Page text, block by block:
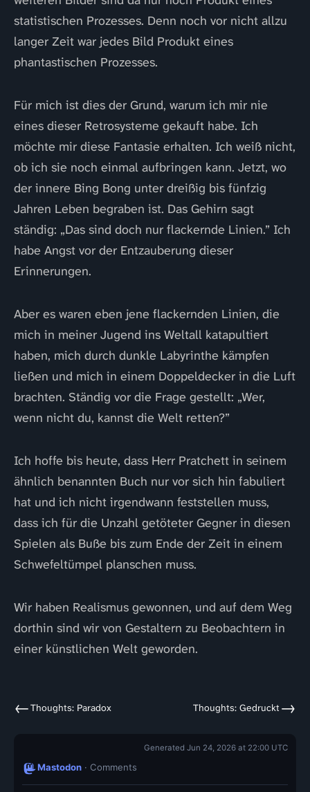
statistischen Prozesses. Denn noch vor nicht allzu
langer Zeit war jedes Bild Produkt eines
phantastischen Prozesses.
Für mich ist dies der Grund, warum ich mir nie
eines dieser Retrosysteme gekauft habe. Ich
möchte mir diese Fantasie erhalten. Ich weiß nicht,
ob ich sie noch einmal aufbringen kann. Jetzt, wo
der innere Bing Bong unter dreißig bis fünfzig
Jahren Leben begraben ist. Das Gehirn sagt
ständig: „Das sind doch nur flackernde Linien.” Ich
habe Angst vor der Entzauberung dieser
Erinnerungen.
Aber es waren eben jene flackernden Linien, die
mich in meiner Jugend ins Weltall katapultiert
haben, mich durch dunkle Labyrinthe kämpfen
ließen und mich in einem Doppeldecker in die Luft
brachten. Ständig vor die Frage gestellt: „Wer,
wenn nicht du, kannst die Welt retten?”
Ich hoffe bis heute, dass Herr Pratchett in seinem
ähnlich benannten Buch nur vor sich hin fabuliert
hat und ich nicht irgendwann feststellen muss,
dass ich für die Unzahl getöteter Gegner in diesen
Spielen als Buße bis zum Ende der Zeit in einem
Schwefeltümpel planschen muss.
Wir haben Realismus gewonnen, und auf dem Weg
dorthin sind wir von Gestaltern zu Beobachtern in
einer künstlichen Welt geworden.
←Thoughts: Paradox Thoughts: Gedruckt →
Generated Jun 24, 2026 at 22:00 UTC
Mastodon · Comments